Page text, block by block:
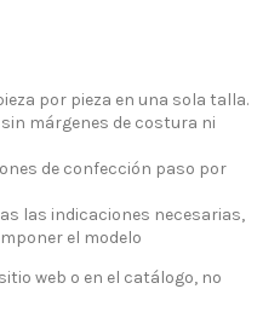
por pieza en una sola talla.
márgenes de costura ni
de confección paso por
las indicaciones necesarias,
el modelo
web o en el catálogo, no